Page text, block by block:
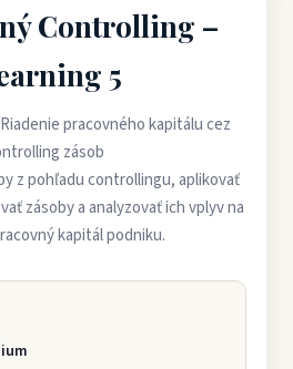
Controlling –
5
Riadenie pracovného kapitálu cez
zásob
z pohľadu controllingu, aplikovať
zásoby a analyzovať ich vplyv na
kapitál podniku.